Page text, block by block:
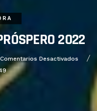
2022
Comentarios Desactivados